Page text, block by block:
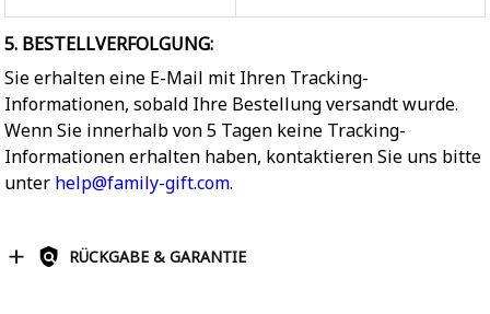
5. BESTELLVERFOLGUNG:
Sie erhalten eine E-Mail mit Ihren Tracking-
Informationen, sobald Ihre Bestellung versandt wurde.
Wenn Sie innerhalb von 5 Tagen keine Tracking-
Informationen erhalten haben, kontaktieren Sie uns bitte
unter help@family-gift.com.
RÜCKGABE & GARANTIE